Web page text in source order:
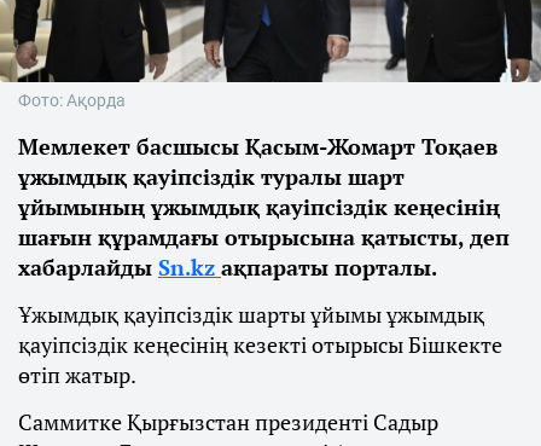
Фото: Ақорда
Мемлекет басшысы Қасым-Жомарт Тоқаев
ұжымдық қауіпсіздік туралы шарт
ұйымының ұжымдық қауіпсіздік кеңесінің
шағын құрамдағы отырысына қатысты, деп
хабарлайды Sn.kz ақпараты порталы.
Ұжымдық қауіпсіздік шарты ұйымы ұжымдық
қауіпсіздік кеңесінің кезекті отырысы Бішкекте
өтіп жатыр.
Саммитке Қырғызстан президенті Садыр